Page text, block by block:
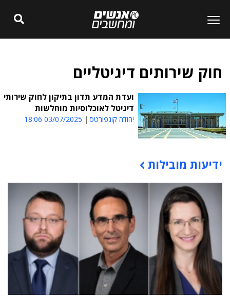
חוק שירותים דיגיטליים
ועדת המדע תדון בתיקון לחוק שירותי
דיגיטל לאוכלוסיות מוחלשות
יהודה קונפורטס 03/07/2025 18:06
תוכן פרסומי
ידיעות מובילות